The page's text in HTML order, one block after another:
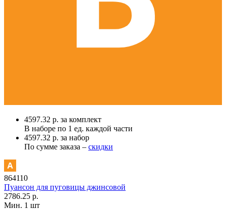
4597.32 р. за комплект
В наборе по 1 ед. каждой части
4597.32 р. за набор
По сумме заказа – скидки
864110
Пуансон для пуговицы джинсовой
2786.25 р.
Мин. 1 шт